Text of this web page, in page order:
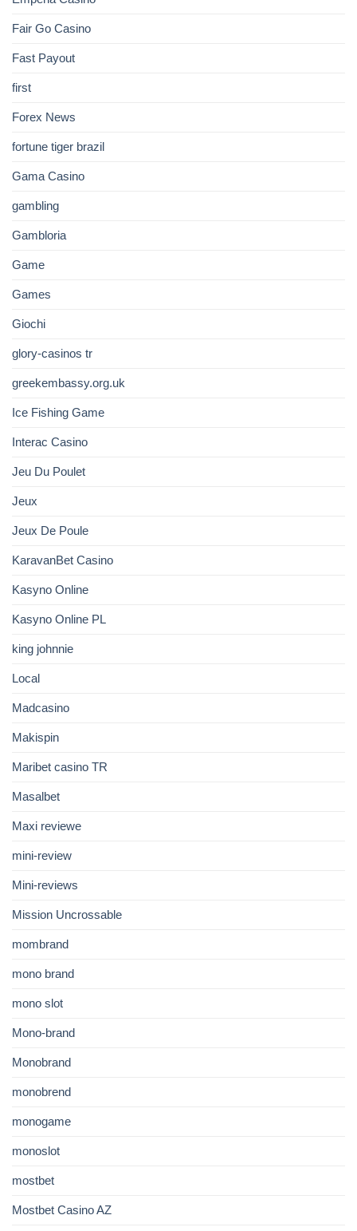
Fair Go Casino
Fast Payout
first
Forex News
fortune tiger brazil
Gama Casino
gambling
Gambloria
Game
Games
Giochi
glory-casinos tr
greekembassy.org.uk
Ice Fishing Game
Interac Casino
Jeu Du Poulet
Jeux
Jeux De Poule
KaravanBet Casino
Kasyno Online
Kasyno Online PL
king johnnie
Local
Madcasino
Makispin
Maribet casino TR
Masalbet
Maxi reviewe
mini-review
Mini-reviews
Mission Uncrossable
mombrand
mono brand
mono slot
Mono-brand
Monobrand
monobrend
monogame
monoslot
mostbet
Mostbet Casino AZ